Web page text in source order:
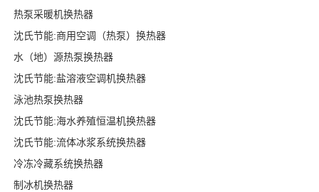
热泵采暖机换热器
沈氏节能:商用空调（热泵）换热器
水（地）源热泵换热器
沈氏节能:盐溶液空调机换热器
泳池热泵换热器
沈氏节能:海水养殖恒温机换热器
沈氏节能:流体冰浆系统换热器
冷冻冷藏系统换热器
制冰机换热器